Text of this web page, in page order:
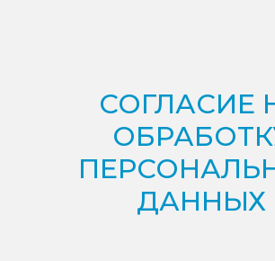
СОГЛАСИЕ
ДАННЫХ